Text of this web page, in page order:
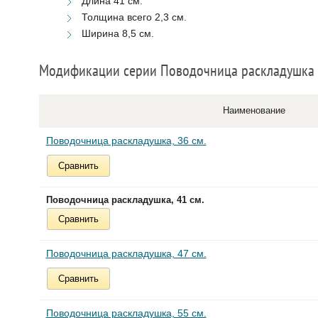
Толщина всего 2,3 см.
Ширина 8,5 см.
Модификации серии Поводочница раскладушка
Наименование
Поводочница раскладушка, 36 см.
Сравнить
Поводочница раскладушка, 41 см.
Сравнить
Поводочница раскладушка, 47 см.
Сравнить
Поводочница раскладушка, 55 см.